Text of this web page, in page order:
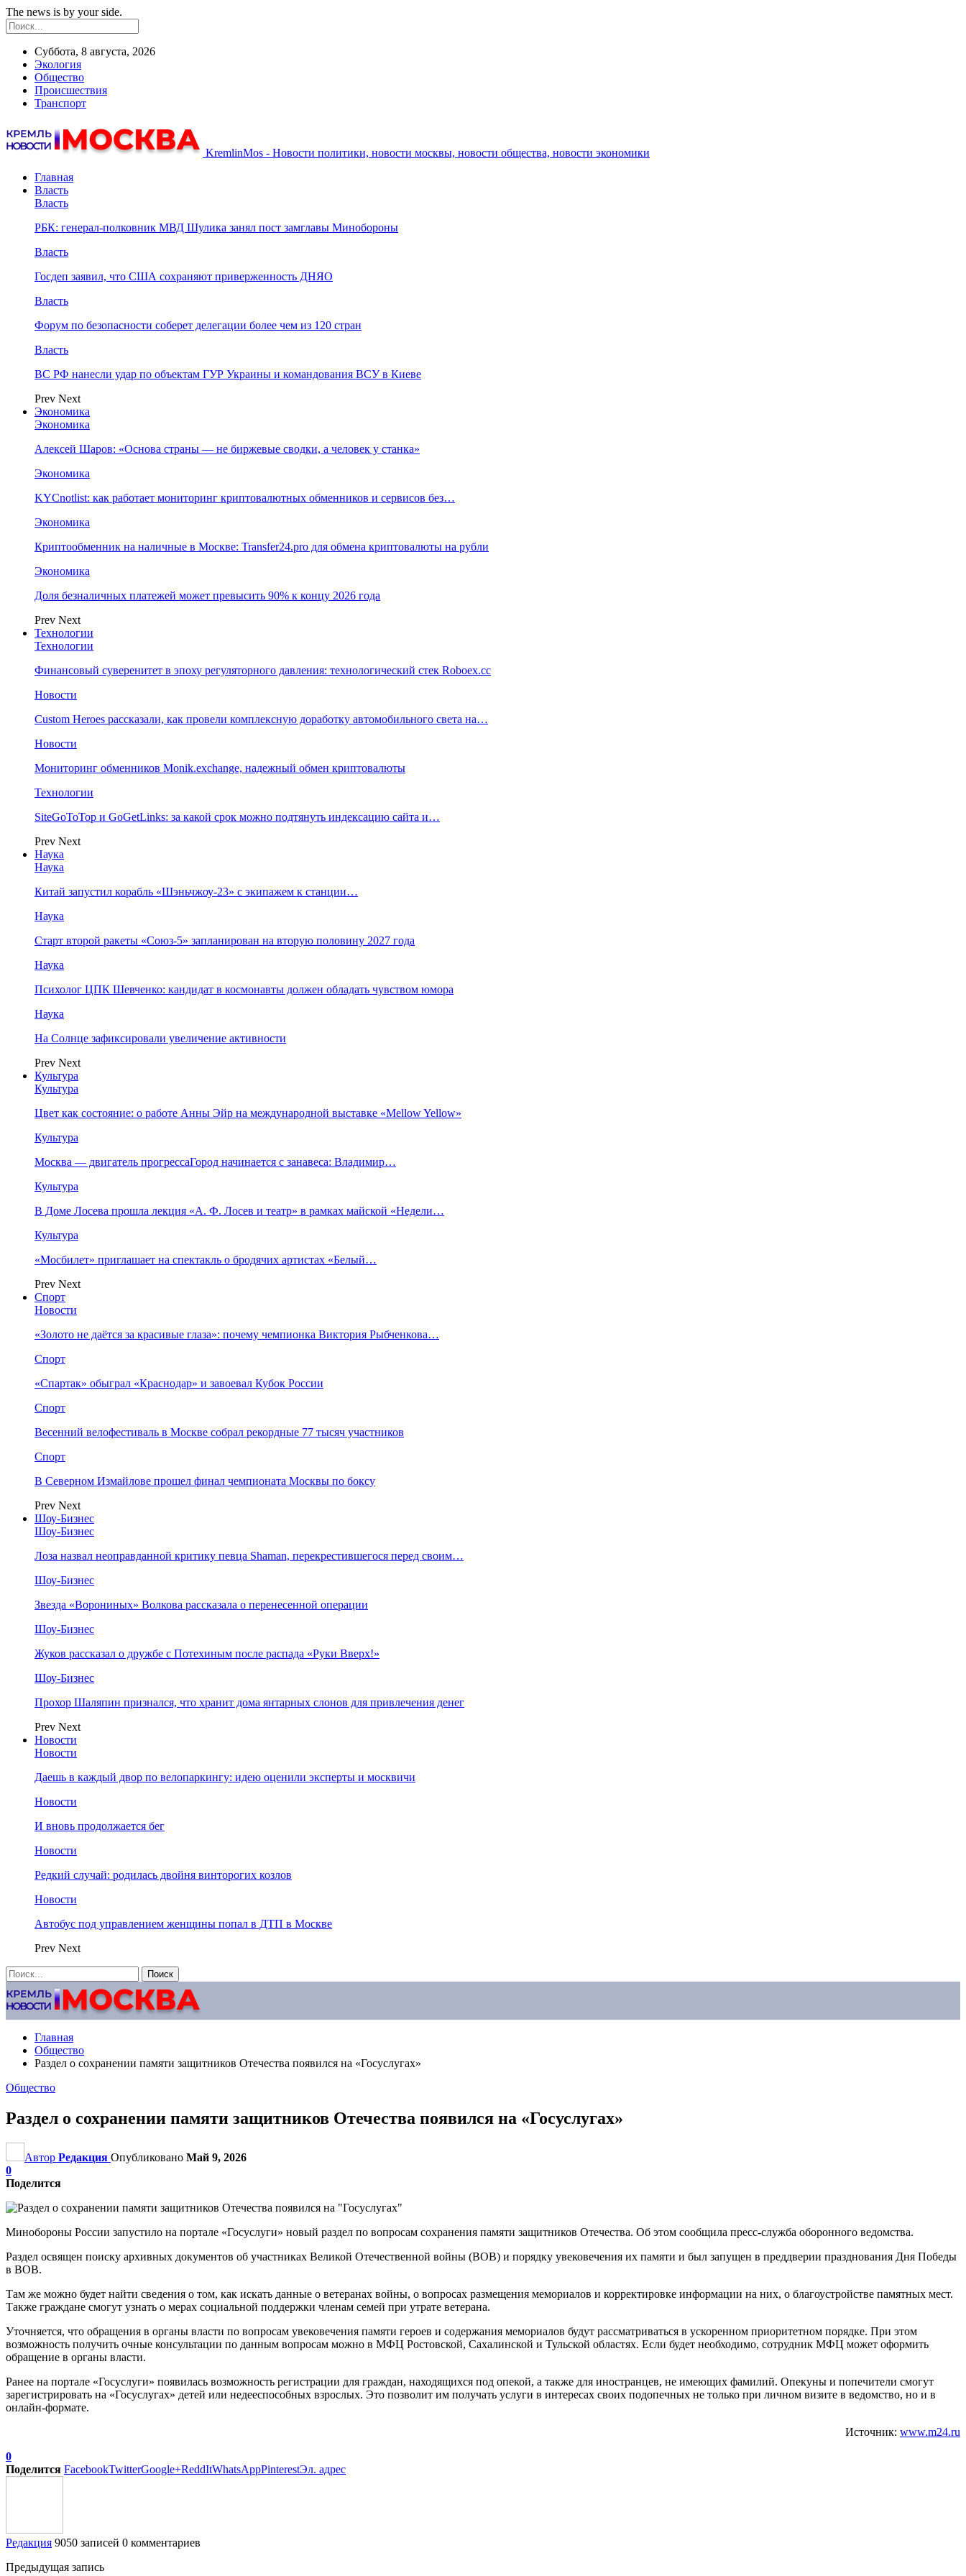
The news is by your side.
Суббота, 8 августа, 2026
Экология
Общество
Происшествия
Транспорт
KremlinMos - Новости политики, новости москвы, новости общества, новости экономики
Главная
Власть
Власть
РБК: генерал-полковник МВД Шулика занял пост замглавы Минобороны
Власть
Госдеп заявил, что США сохраняют приверженность ДНЯО
Власть
Форум по безопасности соберет делегации более чем из 120 стран
Власть
ВС РФ нанесли удар по объектам ГУР Украины и командования ВСУ в Киеве
Prev Next
Экономика
Экономика
Алексей Шаров: «Основа страны — не биржевые сводки, а человек у станка»
Экономика
KYCnotlist: как работает мониторинг криптовалютных обменников и сервисов без…
Экономика
Криптообменник на наличные в Москве: Transfer24.pro для обмена криптовалюты на рубли
Экономика
Доля безналичных платежей может превысить 90% к концу 2026 года
Prev Next
Технологии
Технологии
Финансовый суверенитет в эпоху регуляторного давления: технологический стек Roboex.cc
Новости
Custom Heroes рассказали, как провели комплексную доработку автомобильного света на…
Новости
Мониторинг обменников Monik.exchange, надежный обмен криптовалюты
Технологии
SiteGoToTop и GoGetLinks: за какой срок можно подтянуть индексацию сайта и…
Prev Next
Наука
Наука
Китай запустил корабль «Шэньчжоу-23» с экипажем к станции…
Наука
Старт второй ракеты «Союз-5» запланирован на вторую половину 2027 года
Наука
Психолог ЦПК Шевченко: кандидат в космонавты должен обладать чувством юмора
Наука
На Солнце зафиксировали увеличение активности
Prev Next
Культура
Культура
Цвет как состояние: о работе Анны Эйр на международной выставке «Mellow Yellow»
Культура
Москва — двигатель прогрессаГород начинается с занавеса: Владимир…
Культура
В Доме Лосева прошла лекция «А. Ф. Лосев и театр» в рамках майской «Недели…
Культура
«Мосбилет» приглашает на спектакль о бродячих артистах «Белый…
Prev Next
Спорт
Новости
«Золото не даётся за красивые глаза»: почему чемпионка Виктория Рыбченкова…
Спорт
«Спартак» обыграл «Краснодар» и завоевал Кубок России
Спорт
Весенний велофестиваль в Москве собрал рекордные 77 тысяч участников
Спорт
В Северном Измайлове прошел финал чемпионата Москвы по боксу
Prev Next
Шоу-Бизнес
Шоу-Бизнес
Лоза назвал неоправданной критику певца Shaman, перекрестившегося перед своим…
Шоу-Бизнес
Звезда «Ворониных» Волкова рассказала о перенесенной операции
Шоу-Бизнес
Жуков рассказал о дружбе с Потехиным после распада «Руки Вверх!»
Шоу-Бизнес
Прохор Шаляпин признался, что хранит дома янтарных слонов для привлечения денег
Prev Next
Новости
Новости
Даешь в каждый двор по велопаркингу: идею оценили эксперты и москвичи
Новости
И вновь продолжается бег
Новости
Редкий случай: родилась двойня винторогих козлов
Новости
Автобус под управлением женщины попал в ДТП в Москве
Prev Next
Главная
Общество
Раздел о сохранении памяти защитников Отечества появился на «Госуслугах»
Общество
Раздел о сохранении памяти защитников Отечества появился на «Госуслугах»
Автор Редакция Опубликовано Май 9, 2026
0
Поделится
Минобороны России запустило на портале «Госуслуги» новый раздел по вопросам сохранения памяти защитников Отечества. Об этом сообщила пресс-служба оборонного ведомства.
Раздел освящен поиску архивных документов об участниках Великой Отечественной войны (ВОВ) и порядку увековечения их памяти и был запущен в преддверии празднования Дня Победы
в ВОВ.
Там же можно будет найти сведения о том, как искать данные о ветеранах войны, о вопросах размещения мемориалов и корректировке информации на них, о благоустройстве памятных мест.
Также граждане смогут узнать о мерах социальной поддержки членам семей при утрате ветерана.
Уточняется, что обращения в органы власти по вопросам увековечения памяти героев и содержания мемориалов будут рассматриваться в ускоренном приоритетном порядке. При этом
возможность получить очные консультации по данным вопросам можно в МФЦ Ростовской, Сахалинской и Тульской областях. Если будет необходимо, сотрудник МФЦ может оформить
обращение в органы власти.
Ранее на портале «Госуслуги» появилась возможность регистрации для граждан, находящихся под опекой, а также для иностранцев, не имеющих фамилий. Опекуны и попечители смогут
зарегистрировать на «Госуслугах» детей или недееспособных взрослых. Это позволит им получать услуги в интересах своих подопечных не только при личном визите в ведомство, но и в
онлайн-формате.
Источник: www.m24.ru
0
Поделится FacebookTwitterGoogle+ReddItWhatsAppPinterestЭл. адрес
Редакция 9050 записей 0 комментариев
Предыдущая запись